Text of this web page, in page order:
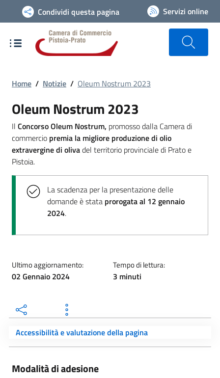
Vai alla navigazione del sito
Condividi questa pagina Servizi online
Home / Notizie / Oleum Nostrum 2023
Oleum Nostrum 2023
Il Concorso Oleum Nostrum, promosso dalla Camera di
commercio premia la migliore produzione di olio
extravergine di olivadel territorio provinciale di Prato e
Pistoia.
La scadenza per la presentazione delle
domande è stata prorogata al 12 gennaio
2024.
Ultimo aggiornamento:
02 Gennaio 2024
Tempo di lettura:
3 minuti
Accessibilità e valutazione della pagina
Modalità di adesione